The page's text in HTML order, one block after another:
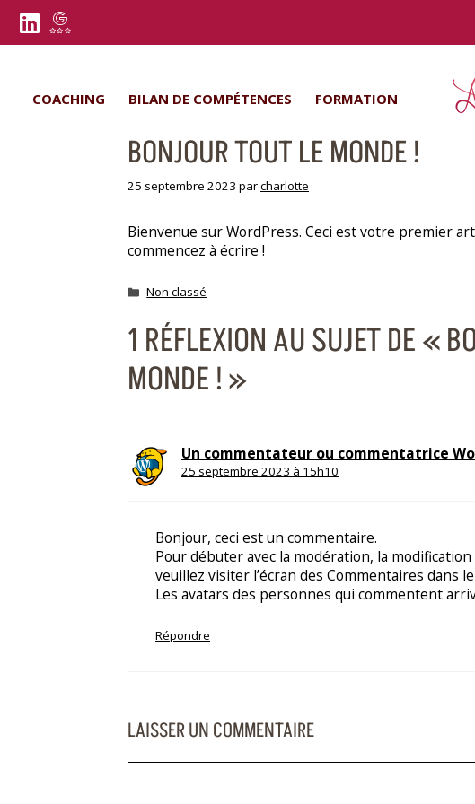
COACHING BILAN DE COMPÉTENCES FORMATION
BONJOUR TOUT LE MONDE !
25 septembre 2023 parcharlotte
Bienvenue sur WordPress. Ceci est votre premier
commencez à écrire !
Non classé
1 RÉFLEXION AU SUJET DE «
MONDE ! »
Un commentateur ou commentatrice
25 septembre 2023 à 15h10
Bonjour, ceci est un commentaire.
Pour débuter avec la modération, la
veuillez visiter l’écran des Commentaires dans
Les avatars des personnes qui commentent
Répondre
LAISSER UN COMMENTAIRE